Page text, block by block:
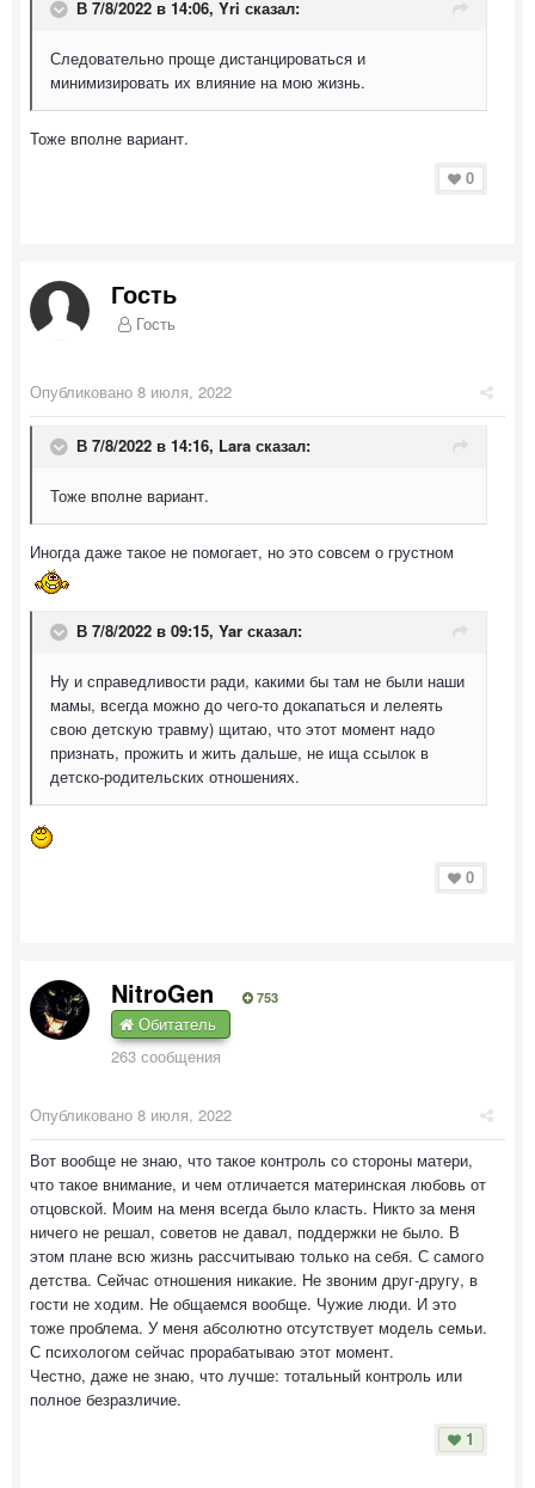
В 7/8/2022 в 14:06, Yri сказал:
Следовательно проще дистанцироваться и
минимизировать их влияние на мою жизнь.
Тоже вполне вариант.
0
Гость
Гость
Опубликовано 8 июля, 2022
В 7/8/2022 в 14:16, Lara сказал:
Тоже вполне вариант.
Иногда даже такое не помогает, но это совсем о грустном
В 7/8/2022 в 09:15, Yar сказал:
Ну и справедливости ради, какими бы там не были наши
мамы, всегда можно до чего-то докапаться и лелеять
свою детскую травму) щитаю, что этот момент надо
признать, прожить и жить дальше, не ища ссылок в
детско-родительских отношениях.
0
NitroGen 753
Обитатель
263 сообщения
Опубликовано 8 июля, 2022
Вот вообще не знаю, что такое контроль со стороны матери,
что такое внимание, и чем отличается материнская любовь от
отцовской. Моим на меня всегда было класть. Никто за меня
ничего не решал, советов не давал, поддержки не было. В
этом плане всю жизнь рассчитываю только на себя. С самого
детства. Сейчас отношения никакие. Не звоним друг-другу, в
гости не ходим. Не общаемся вообще. Чужие люди. И это
тоже проблема. У меня абсолютно отсутствует модель семьи.
С психологом сейчас прорабатываю этот момент.
Честно, даже не знаю, что лучше: тотальный контроль или
полное безразличие.
1